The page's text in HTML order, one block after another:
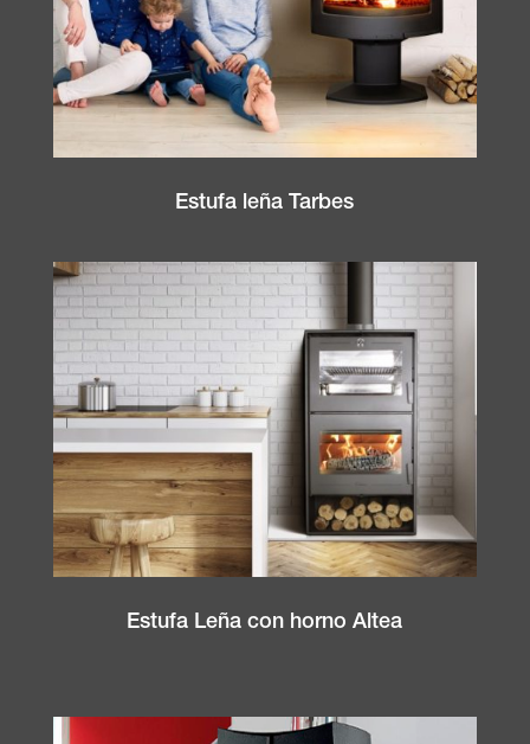
Estufa leña Tarbes
Estufa Leña con horno Altea